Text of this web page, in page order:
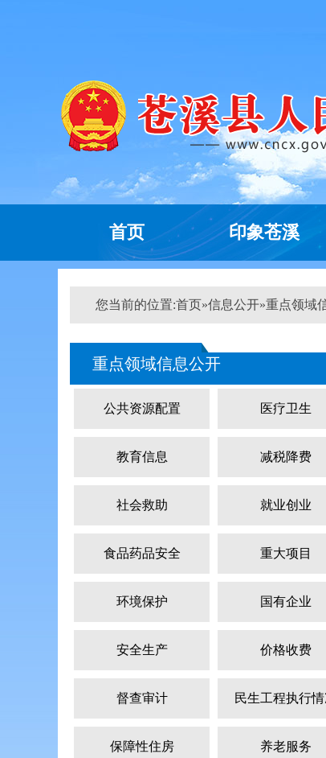
首页 印象苍溪
您当前的位置:首页»信息公开»重点领域
重点领域信息公开
公共资源配置 医疗卫生
教育信息 减税降费
社会救助 就业创业
食品药品安全 重大项目
环境保护 国有企业
安全生产 价格收费
督查审计 民生工程执行
保障性住房 养老服务